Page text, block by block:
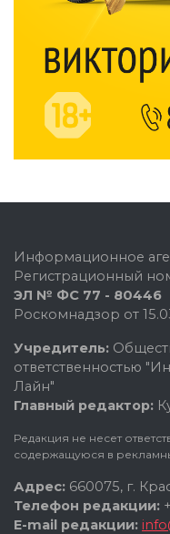
Информационное
Регистрационный
ЭЛ № ФС 77 - 80446
Роскомнадзор от
Учредитель:
ответственностью
Лайн"
Главный редактор:
Редакция не несет
содержащуюся в
Адрес: 660075, г.
Телефон редакции:
E-mail редакции: